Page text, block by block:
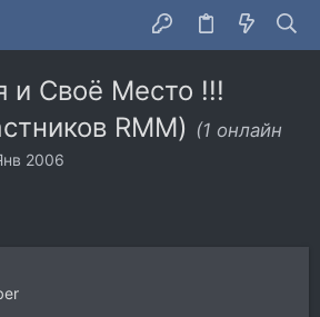
и Своё Место !!!
RMM) (1 онлайн
2006